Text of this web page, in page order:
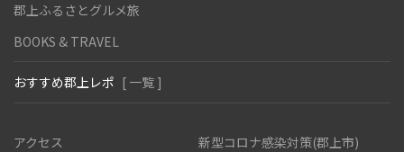
郡上ふるさとグルメ旅
BOOKS & TRAVEL
おすすめ郡上レポ [ 一覧 ]
アクセス 新型コロナ感染対策(郡上市)